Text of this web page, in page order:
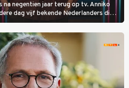
na negentien jaar terug op tv. Anniko
dag vijf bekende Nederlanders die
categorieën. De beste
de finaleweek.